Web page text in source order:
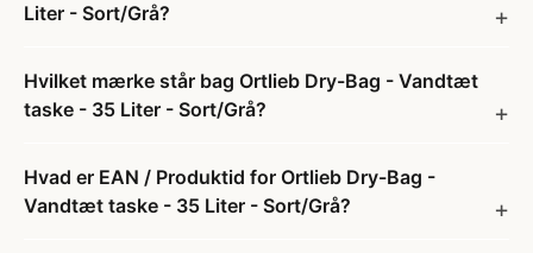
Liter - Sort/Grå?
Hvilket mærke står bag Ortlieb Dry-Bag - Vandtæt
taske - 35 Liter - Sort/Grå?
Hvad er EAN / Produktid for Ortlieb Dry-Bag -
Vandtæt taske - 35 Liter - Sort/Grå?